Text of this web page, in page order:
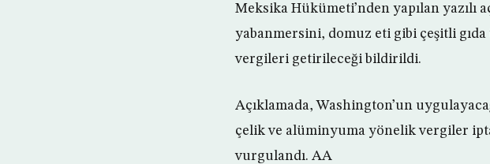
Meksika Hükümeti’nden yapılan yazılı
yabanmersini, domuz eti gibi çeşitli
vergileri getirileceği bildirildi.
Açıklamada, Washington’un
çelik ve alüminyuma yönelik vergiler
vurgulandı. AA